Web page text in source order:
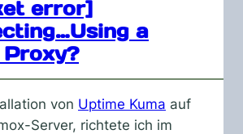
error]
a
von Uptime Kuma auf
Server, richtete ich im